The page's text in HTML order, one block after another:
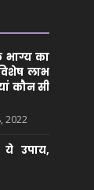
भाग्य का
लाभ
कौन सीं
2022
उपाय,